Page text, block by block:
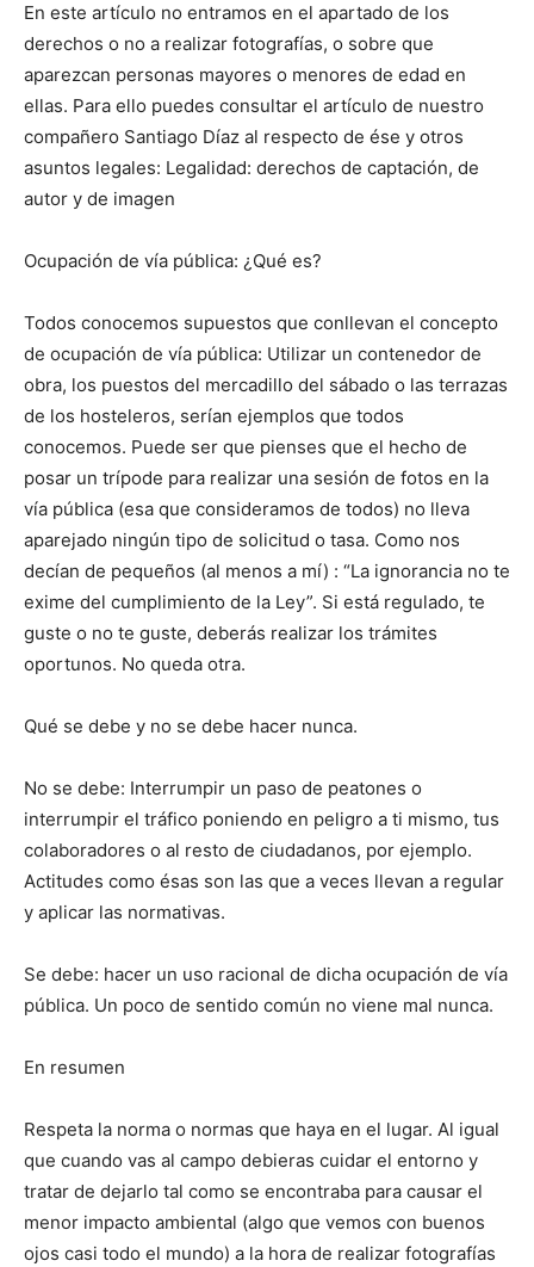
En este artículo no entramos en el apartado de los
derechos o no a realizar fotografías, o sobre que
aparezcan personas mayores o menores de edad en
ellas. Para ello puedes consultar el artículo de nuestro
compañero Santiago Díaz al respecto de ése y otros
asuntos legales: Legalidad: derechos de captación, de
autor y de imagen
Ocupación de vía pública: ¿Qué es?
Todos conocemos supuestos que conllevan el concepto
de ocupación de vía pública: Utilizar un contenedor de
obra, los puestos del mercadillo del sábado o las terrazas
de los hosteleros, serían ejemplos que todos
conocemos. Puede ser que pienses que el hecho de
posar un trípode para realizar una sesión de fotos en la
vía pública (esa que consideramos de todos) no lleva
aparejado ningún tipo de solicitud o tasa. Como nos
decían de pequeños (al menos a mí) : “La ignorancia no te
exime del cumplimiento de la Ley”. Si está regulado, te
guste o no te guste, deberás realizar los trámites
oportunos. No queda otra.
Qué se debe y no se debe hacer nunca.
No se debe: Interrumpir un paso de peatones o
interrumpir el tráfico poniendo en peligro a ti mismo, tus
colaboradores o al resto de ciudadanos, por ejemplo.
Actitudes como ésas son las que a veces llevan a regular
y aplicar las normativas.
Se debe: hacer un uso racional de dicha ocupación de vía
pública. Un poco de sentido común no viene mal nunca.
En resumen
Respeta la norma o normas que haya en el lugar. Al igual
que cuando vas al campo debieras cuidar el entorno y
tratar de dejarlo tal como se encontraba para causar el
menor impacto ambiental (algo que vemos con buenos
ojos casi todo el mundo) a la hora de realizar fotografías